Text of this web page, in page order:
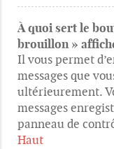
À quoi sert le
brouillon »
Il vous permet
messages que
ultérieurement.
messages
panneau de
Haut